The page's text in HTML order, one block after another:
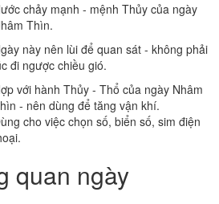
chảy mạnh - mệnh Thủy của ngày
Thìn.
này nên lùi để quan sát - không phải
đi ngược chiều gió.
với hành Thủy - Thổ của ngày Nhâm
- nên dùng để tăng vận khí.
cho việc chọn số, biển số, sim điện
quan ngày